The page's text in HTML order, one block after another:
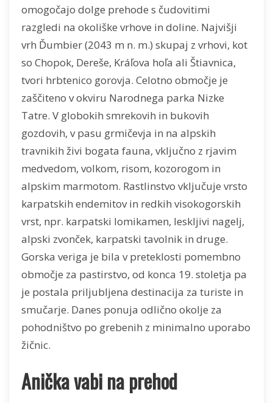
omogočajo dolge prehode s čudovitimi
razgledi na okoliške vrhove in doline. Najvišji
vrh Ďumbier (2043 m n. m.) skupaj z vrhovi, kot
so Chopok, Dereše, Kráľova hoľa ali Štiavnica,
tvori hrbtenico gorovja. Celotno območje je
zaščiteno v okviru Narodnega parka Nizke
Tatre. V globokih smrekovih in bukovih
gozdovih, v pasu grmičevja in na alpskih
travnikih živi bogata fauna, vključno z rjavim
medvedom, volkom, risom, kozorogom in
alpskim marmotom. Rastlinstvo vključuje vrsto
karpatskih endemitov in redkih visokogorskih
vrst, npr. karpatski lomikamen, leskljivi nagelj,
alpski zvonček, karpatski tavolnik in druge.
Gorska veriga je bila v preteklosti pomembno
območje za pastirstvo, od konca 19. stoletja pa
je postala priljubljena destinacija za turiste in
smučarje. Danes ponuja odlično okolje za
pohodništvo po grebenih z minimalno uporabo
žičnic.
Anička vabi na prehod